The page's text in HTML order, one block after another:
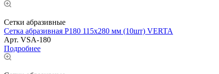
Сетки абразивные
Сетка абразивная Р180 115х280 мм (10шт) VERTA
Арт. VSA-180
Подробнее